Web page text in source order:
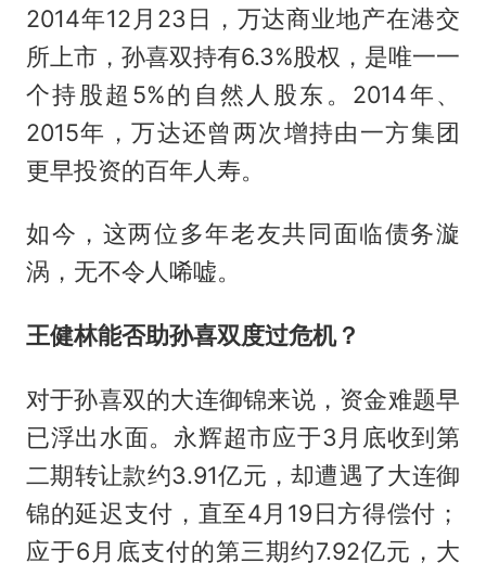
2014年12月23日，万达商业地产在港交
所上市，孙喜双持有6.3%股权，是唯一一
个持股超5%的自然人股东。2014年、
2015年，万达还曾两次增持由一方集团
更早投资的百年人寿。
如今，这两位多年老友共同面临债务漩
涡，无不令人唏嘘。
王健林能否助孙喜双度过危机？
对于孙喜双的大连御锦来说，资金难题早
已浮出水面。永辉超市应于3月底收到第
二期转让款约3.91亿元，却遭遇了大连御
锦的延迟支付，直至4月19日方得偿付；
应于6月底支付的第三期约7.92亿元，大